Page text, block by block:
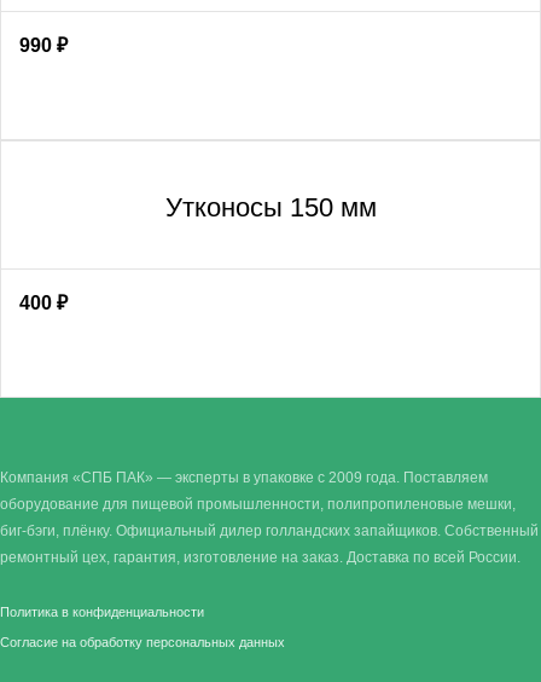
990 ₽
Утконосы 150 мм
400 ₽
Компания «СПБ ПАК» — эксперты в упаковке с 2009 года. Поставляем
оборудование для пищевой промышленности, полипропиленовые мешки,
биг-бэги, плёнку. Официальный дилер голландских запайщиков. Собственный
ремонтный цех, гарантия, изготовление на заказ. Доставка по всей России.
Политика в конфиденциальности
Согласие на обработку персональных данных